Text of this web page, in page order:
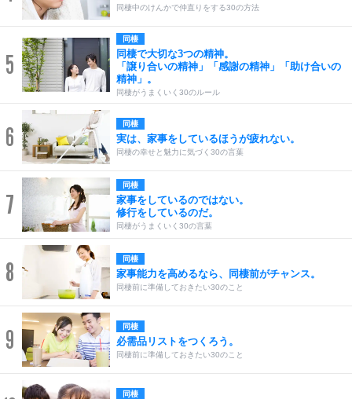
同棲中のけんかで仲直りをする30の方法
5
同棲
同棲で大切な3つの精神。
「譲り合いの精神」「感謝の精神」「助け合いの
精神」。
同棲がうまくいく30のルール
6 同棲
実は、家事をしているほうが疲れない。
同棲の幸せと魅力に気づく30の言葉
7
同棲
家事をしているのではない。
修行をしているのだ。
同棲がうまくいく30の言葉
8 同棲
家事能力を高めるなら、同棲前がチャンス。
同棲前に準備しておきたい30のこと
9 同棲
必需品リストをつくろう。
同棲前に準備しておきたい30のこと
同棲